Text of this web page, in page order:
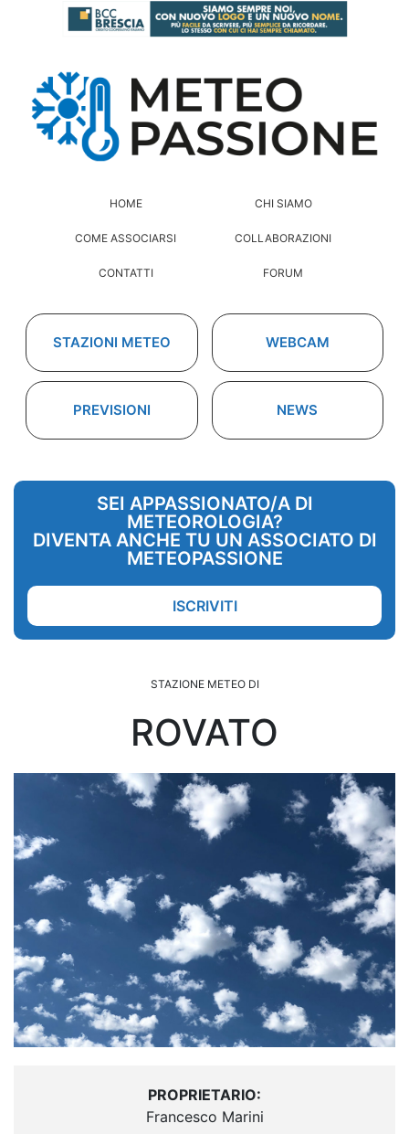
HOME CHI SIAMO
COME ASSOCIARSI COLLABORAZIONI
CONTATTI FORUM
STAZIONI METEO WEBCAM
PREVISIONI NEWS
SEI APPASSIONATO/A DI
METEOROLOGIA?
DIVENTA ANCHE TU UN ASSOCIATO DI
METEOPASSIONE
ISCRIVITI
STAZIONE METEO DI
ROVATO
PROPRIETARIO:
Francesco Marini